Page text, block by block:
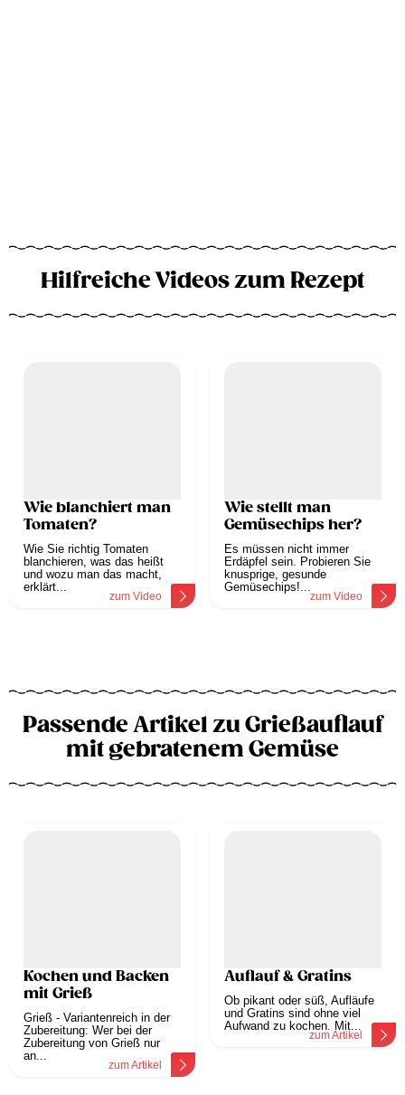
Hilfreiche Videos zum Rezept
Wie blanchiert man
Tomaten?
Wie Sie richtig Tomaten
blanchieren, was das heißt
und wozu man das macht,
erklärt...
zum Video
Wie stellt man
Gemüsechips her?
Es müssen nicht immer
Erdäpfel sein. Probieren Sie
knusprige, gesunde
Gemüsechips!...
zum Video
Passende Artikel zu Grießauflauf
mit gebratenem Gemüse
Kochen und Backen
mit Grieß
Grieß - Variantenreich in der
Zubereitung: Wer bei der
Zubereitung von Grieß nur
an...
zum Artikel
Auflauf & Gratins
Ob pikant oder süß, Aufläufe
und Gratins sind ohne viel
Aufwand zu kochen. Mit...
zum Artikel